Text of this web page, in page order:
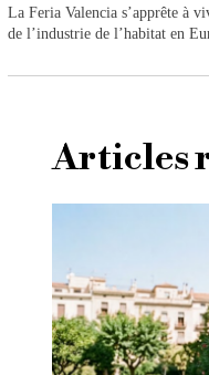
La Feria Valencia s’apprête à
de l’industrie de l’habitat en
Articles